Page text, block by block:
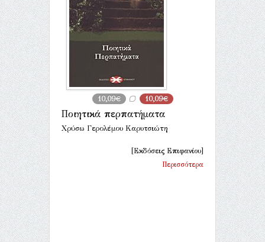
10,09€ 10,09€
Ποιητικά περπατήματα
Χρύσω Γερολέμου Καρυτσιώτη
[Εκδόσεις Επιφανίου]
Περισσότερα